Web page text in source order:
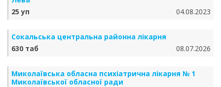
25 уп
04.08.2023
Сокальська центральна районна лікарня
630 таб
08.07.2026
Миколаївська обласна психіатрична лікарня № 1
Миколаївської обласної ради